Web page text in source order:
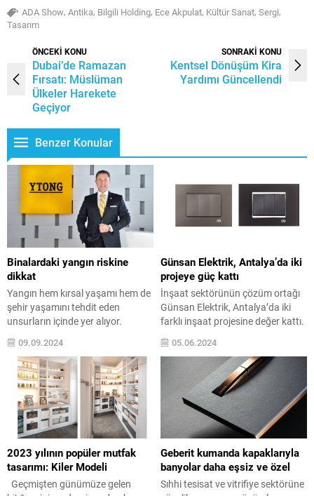
ADA Show, Antika, Bilgili Holding, Ece Akpulat, Kültür Sanat, Sergi,
Tasarım
ÖNCEKİ KONU
Dubai’de Ramazan
Fırsatı: Müslüman
Ülkeler Harekete
Geçiyor
SONRAKİ KONU
Kentsel Dönüşüm Kira
Yardımı Güncellendi
Benzer Konular
Binalardaki yangın riskine
dikkat
Yangın hem kırsal yaşamı hem de
şehir yaşamını tehdit eden
unsurların içinde yer alıyor.
alınmaması, bilgisizlik, ihmal ve
kazalar can ve mal kayıplarının
artmasına neden oluyor. Türk
Ytong Genel Müdürü Tolga
Öztoprak, konut sayısındaki artış,
zamanla eskiyen ve bakımı
yapılmayan önleyici sistemler ve
denetimsizlik gibi nedenlerden
ötürü Türkiye’de...
09.09.2024
Günsan Elektrik, Antalya’da iki
projeye güç kattı
İnşaat sektörünün çözüm ortağı
Günsan Elektrik, Antalya’da iki
farklı inşaat projesine değer kattı.
yer alan Günsan Elektrik, oda
tasarımlarında modern bir
görünüm oluşturdu. Anahtar ve
priz sektörüne getirdiği yenilikçi ve
özgün yaklaşımıyla sektörde
farkını ortaya koyan Günsan
Elektrik, kullanıcı dostu ve yenilikçi
çözümleriyle hem konfor...
05.06.2024
2023 yılının popüler mutfak
tasarımı: Kiler Modeli
Geçmişten günümüze gelen
Geberit kumanda kapaklarıyla
banyolar daha eşsiz ve özel
Sıhhi tesisat ve vitrifiye sektörüne